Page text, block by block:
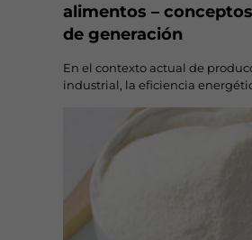
alimentos –
de generación
En el contexto actual de
industrial, la eficiencia